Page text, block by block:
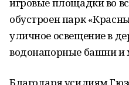
обустроен парк
уличное освещение в
водонапорные башни и